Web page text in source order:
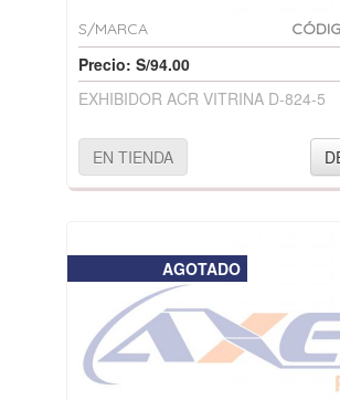
S/MARCA
Precio: S/94.00
EXHIBIDOR ACR VITRINA D-824-5
EN TIENDA
AGOTADO